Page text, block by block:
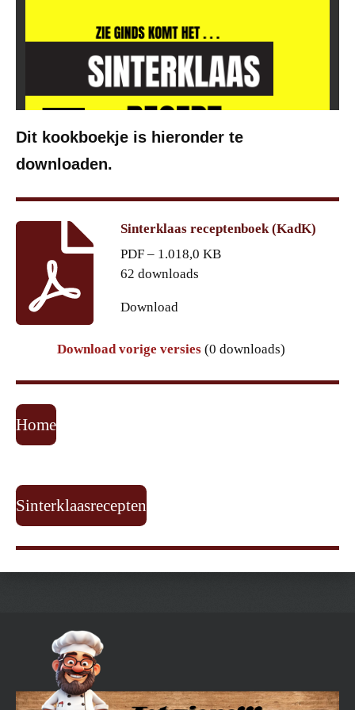
Dit kookboekje is hieronder te
downloaden.
Sinterklaas receptenboek (KadK)
PDF – 1.018,0 KB
62 downloads
Download
Download vorige versies (0 downloads)
Home
Sinterklaasrecepten